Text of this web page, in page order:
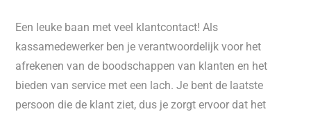
Een leuke baan met veel klantcontact! Als
kassamedewerker ben je verantwoordelijk voor het
afrekenen van de boodschappen van klanten en het
bieden van service met een lach. Je bent de laatste
persoon die de klant ziet, dus je zorgt ervoor dat het